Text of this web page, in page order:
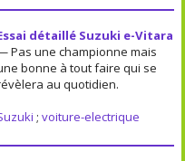
détaillé Suzuki e-Vitara
Pas une championne mais
bonne à tout faire qui se
au quotidien.
; voiture-electrique